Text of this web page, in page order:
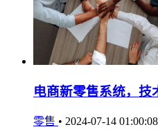
电商新零售系统，技
零售 • 2024-07-14 01:00:08